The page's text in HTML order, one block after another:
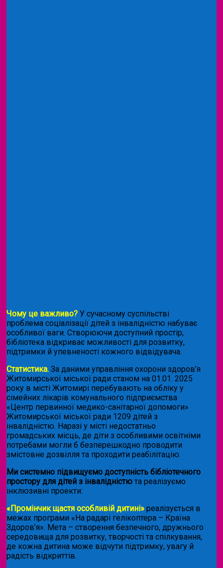
Чому це важливо? У сучасному суспільстві
проблема соціалізації дітей з інвалідністю набуває
особливої ваги. Створюючи доступний простір,
бібліотека відкриває можливості для розвитку,
підтримки й упевненості кожного відвідувача.
Статистика. За даними управління охорони здоров’я
Житомирської міської ради станом на 01.01. 2025
року в місті Житомирі перебувають на обліку у
сімейних лікарів комунального підприємства
«Центр первинної медико-санітарної допомоги»
Житомирської міської ради 1209 дітей з
інвалідністю. Наразі у місті недостатньо
громадських місць, де діти з особливими освітніми
потребами могли б безперешкодно проводити
змістовне дозвілля та проходити реабілітацію.
Ми системно підвищуємо доступність бібліотечного
простору для дітей з інвалідністю та реалізуємо
інклюзивні проекти:
«Промінчик щастя особливій дитині» реалізується в
межах програми «На радарі гелікоптера – Країна
Здоров’я». Мета – створення безпечного, дружнього
середовища для розвитку, творчості та спілкування,
де кожна дитина може відчути підтримку, увагу й
радість відкриттів.